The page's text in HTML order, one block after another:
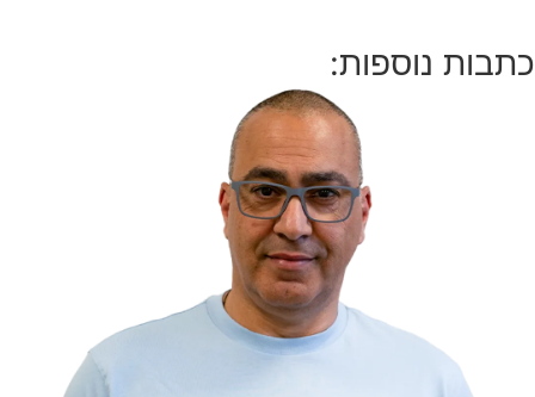
כתבות נוספות: